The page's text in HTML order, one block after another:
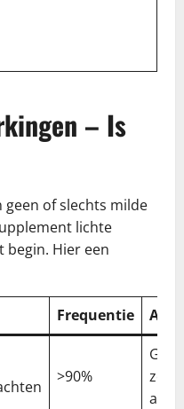
– Is
of slechts milde
lichte
begin. Hier een
Frequentie
>90%
zoals